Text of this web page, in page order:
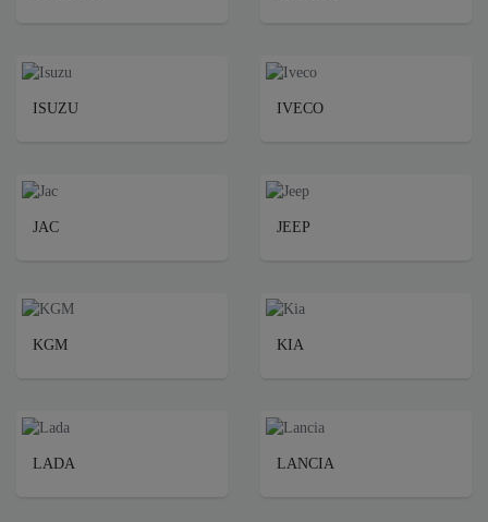
ISUZU IVECO
JAC JEEP
KGM KIA
LADA LANCIA